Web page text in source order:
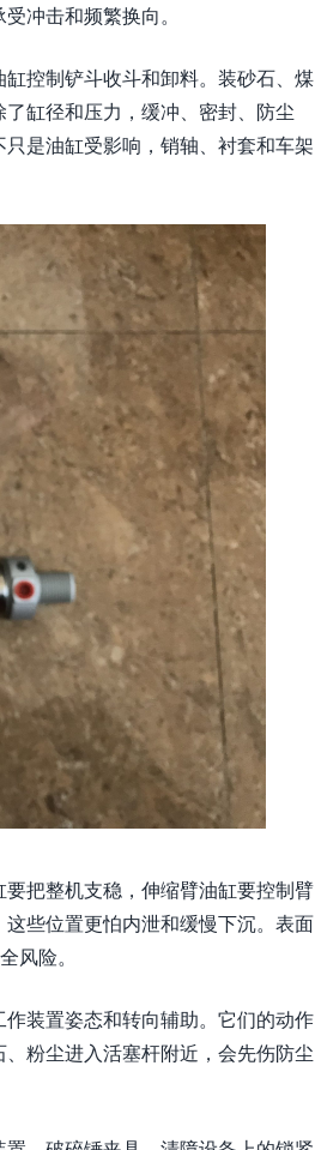
冲击和频繁换向。
控制铲斗收斗和卸料。装砂石、煤
缸径和压力，缓冲、密封、防尘
是油缸受影响，销轴、衬套和车架
把整机支稳，伸缩臂油缸要控制臂
些位置更怕内泄和缓慢下沉。表面
风险。
装置姿态和转向辅助。它们的动作
粉尘进入活塞杆附近，会先伤防尘